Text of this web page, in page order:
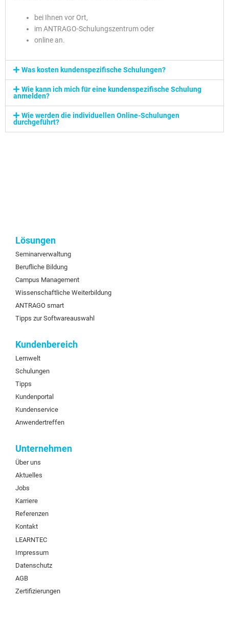
bei Ihnen vor Ort,
im ANTRAGO-Schulungszentrum oder
online an.
Was kosten kundenspezifische Schulungen?
Wie kann ich mich für eine kundenspezifische Schulung
anmelden?
Wie werden die individuellen Online-Schulungen
durchgeführt?
Lösungen
Seminarverwaltung
Berufliche Bildung
Campus Management
Wissenschaftliche Weiterbildung
ANTRAGO smart
Tipps zur Softwareauswahl
Kundenbereich
Lernwelt
Schulungen
Tipps
Kundenportal
Kundenservice
Anwendertreffen
Unternehmen
Über uns
Aktuelles
Jobs
Karriere
Referenzen
Kontakt
LEARNTEC
Impressum
Datenschutz
AGB
Zertifizierungen